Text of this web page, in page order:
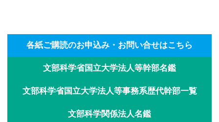
各紙ご購読のお申込み・お問い合せはこちら
文部科学省国立大学法人等幹部名鑑
文部科学省国立大学法人等事務系歴代幹部一覧
文部科学関係法人名鑑